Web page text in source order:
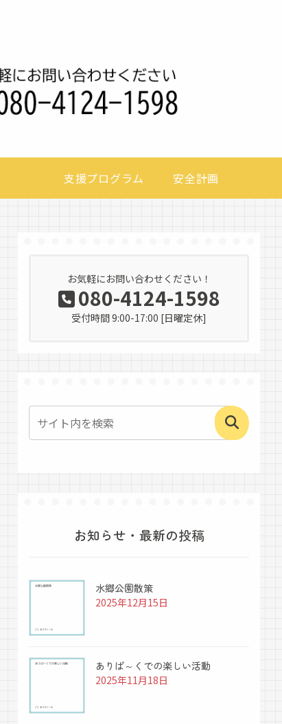
支援プログラム 安全計画
お気軽にお問い合わせください！
080-4124-1598
受付時間 9:00-17:00 [日曜定休]
お知らせ・最新の投稿
水郷公園散策
2025年12月15日
ありぱ～くでの楽しい活動
2025年11月18日